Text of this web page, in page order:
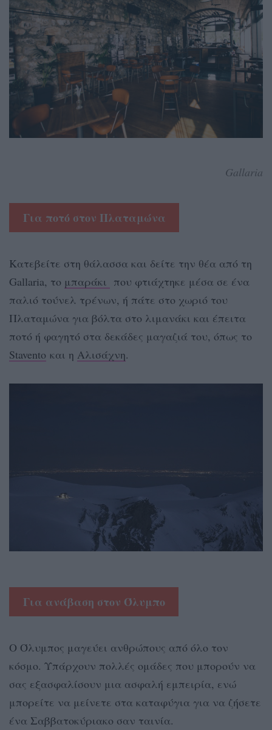
Gallaria
Για ποτό στον Πλαταμώνα
Κατεβείτε στη θάλασσα και δείτε την θέα από τη
Gallaria, το μπαράκι που φτιάχτηκε μέσα σε ένα
παλιό τούνελ τρένων, ή πάτε στο χωριό του
Πλαταμώνα για βόλτα στο λιμανάκι και έπειτα
ποτό ή φαγητό στα δεκάδες μαγαζιά του, όπως το
Stavento και η Αλισάχνη.
Για ανάβαση στον Όλυμπο
Ο Όλυμπος μαγεύει ανθρώπους από όλο τον
κόσμο. Υπάρχουν πολλές ομάδες που μπορούν να
σας εξασφαλίσουν μια ασφαλή εμπειρία, ενώ
μπορείτε να μείνετε στα καταφύγια για να ζήσετε
ένα Σαββατοκύριακο σαν ταινία.